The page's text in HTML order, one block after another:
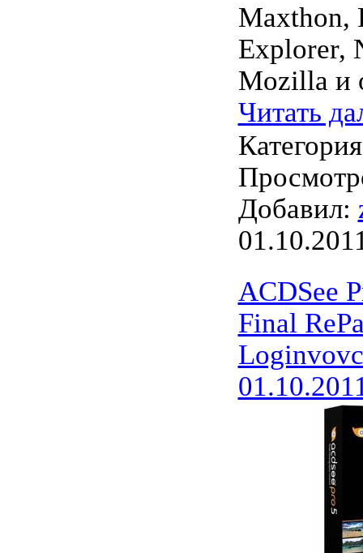
Maxthon,
Explorer,
Mozilla и
Читать
Добавил:
ACDSee
Final